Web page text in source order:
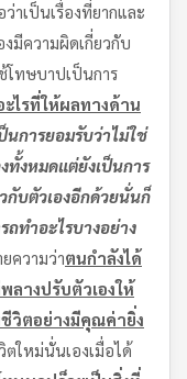
าเป็นเรื่องที่ยากและ
มีความผิดเกี่ยวกับ
โทษบาปเป็นการ
ไรที่ให้ผลทางด้าน
นการยอมรับว่าไม่ใช่
ทั้งหมดแต่ยังเป็นการ
กับตัวเองอีกด้วยนั่นก็
ถทำอะไรบางอย่าง
ความว่าตนกำลังได้
พลางปรับตัวเองให้
วิตอย่างมีคุณค่ายิ่ง
ใหม่นั่นเองเมื่อได้